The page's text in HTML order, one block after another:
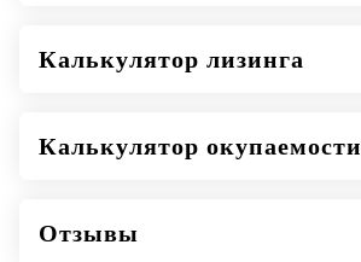
Калькулятор лизинга
Калькулятор окупаемости
Отзывы